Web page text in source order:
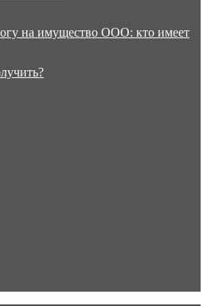
на имущество ООО: кто имеет